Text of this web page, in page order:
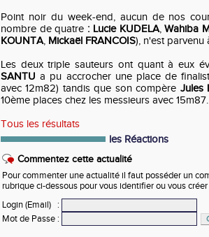
Point noir du week-end, aucun de nos
nombre de quatre : Lucie KUDELA,Wahiba
KOUNTA, Mickaël FRANCOIS), n'est parvenu
Les deux triple sauteurs ont quant à eux
SANTU a pu accrocher une place de
avec 12m82) tandis que son compère Jules
10ème places chez les messieurs avec 15m87.
Tous les résultats
les Réactions
Commentez cette actualité
Pour commenter une actualité il faut posséder un
rubrique ci-dessous pour vous identifier ou vous
Login (Email)
:
Mot de Passe :